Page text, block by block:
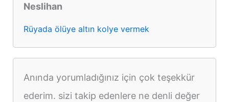
Neslihan
Rüyada ölüye altın kolye vermek
Anında yorumladığınız için çok teşekkür
ederim. sizi takip edenlere ne denli değer